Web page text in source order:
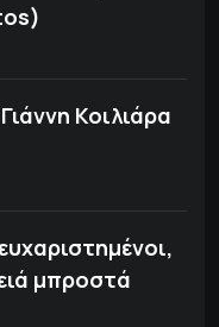
Κοιλιάρα
μπροστά